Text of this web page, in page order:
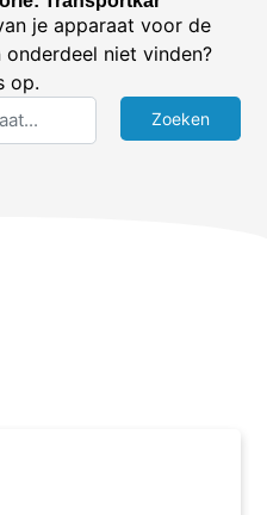
je apparaat voor de
onderdeel niet vinden?
op.